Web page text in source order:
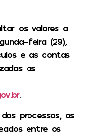
os valores a
feira (29),
e as contas
as
.
processos, os
entre os